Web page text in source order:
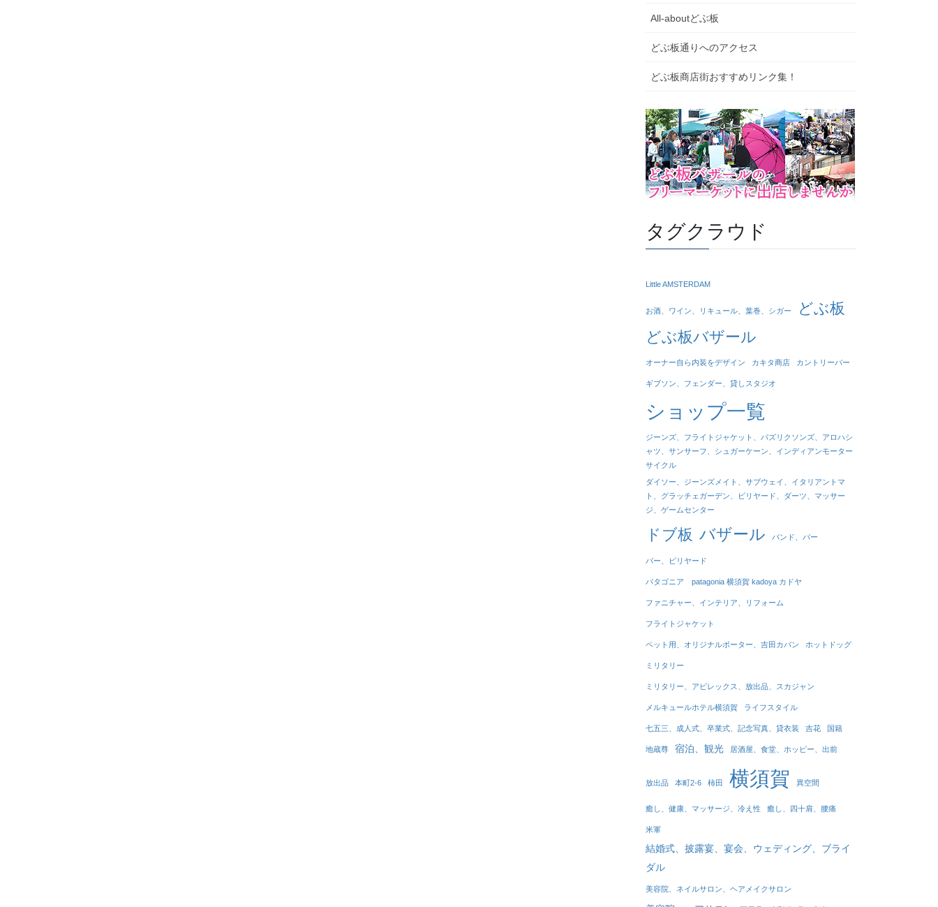
All-aboutどぶ板
どぶ板通りへのアクセス
どぶ板商店街おすすめリンク集！
タグクラウド
Little AMSTERDAM
お酒、ワイン、リキュール、葉巻、シガー
どぶ板
どぶ板バザール
オーナー自ら内装をデザイン カキタ商店 カントリーバー
ギブソン、フェンダー、貸しスタジオ
ショップ一覧
ジーンズ、フライトジャケット、パズリクソンズ、アロハシ
ャツ、サンサーフ、シュガーケーン、インディアンモーター
サイクル
ダイソー、ジーンズメイト、サブウェイ、イタリアントマ
ト、グラッチェガーデン、ビリヤード、ダーツ、マッサー
ジ、ゲームセンター
ドブ板 バザール バンド、バー
バー、ビリヤード
パタゴニア patagonia 横須賀 kadoya カドヤ
ファニチャー、インテリア、リフォーム
フライトジャケット
ペット用、オリジナルポーター、吉田カバン ホットドッグ
ミリタリー
ミリタリー、アビレックス、放出品、スカジャン
メルキュールホテル横須賀 ライフスタイル
七五三、成人式、卒業式、記念写真、貸衣装 吉花 国籍
地蔵尊 宿泊、観光 居酒屋、食堂、ホッピー、出前
放出品 本町2-6 柿田 横須賀 異空間
癒し、健康、マッサージ、冷え性 癒し、四十肩、腰痛
米軍
結婚式、披露宴、宴会、ウェディング、ブライ
ダル
美容院、ネイルサロン、ヘアメイクサロン